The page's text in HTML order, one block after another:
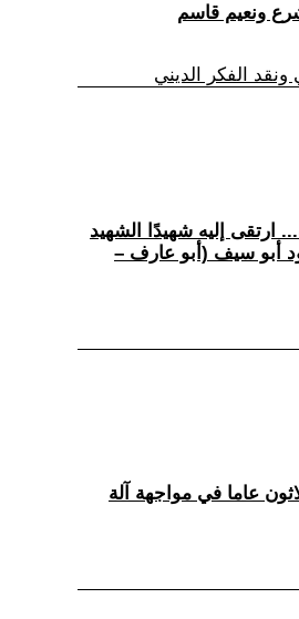
ونقد الفكر الديني
ارتقى إليه شهيدًا الشهيد
أبو سيف (أبو عارف –
عاما في مواجهة آلة